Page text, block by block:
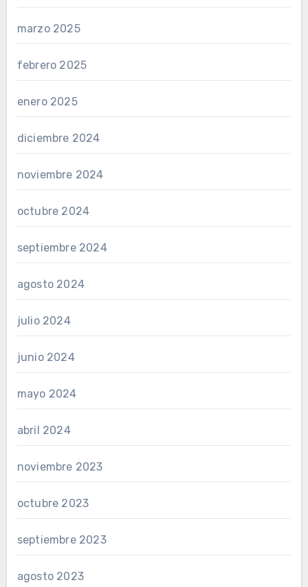
marzo 2025
febrero 2025
enero 2025
diciembre 2024
noviembre 2024
octubre 2024
septiembre 2024
agosto 2024
julio 2024
junio 2024
mayo 2024
abril 2024
noviembre 2023
octubre 2023
septiembre 2023
agosto 2023